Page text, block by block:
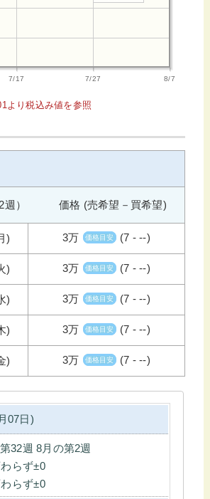
7/17 7/27 8/7
より税込み値を参照
週） 価格 (売希望－買希望)
) 3万 価格目安 (7 - --)
) 3万 価格目安 (7 - --)
) 3万 価格目安 (7 - --)
) 3万 価格目安 (7 - --)
) 3万 価格目安 (7 - --)
07日)
32週 8月の第2週
らず±0
らず±0